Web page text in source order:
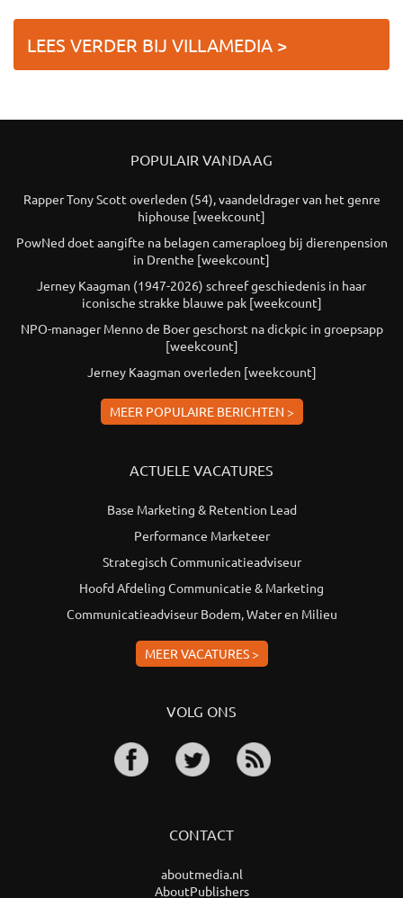
LEES VERDER BIJ VILLAMEDIA >
POPULAIR VANDAAG
Rapper Tony Scott overleden (54), vaandeldrager van het genre
hiphouse [weekcount]
PowNed doet aangifte na belagen cameraploeg bij dierenpension
in Drenthe [weekcount]
Jerney Kaagman (1947-2026) schreef geschiedenis in haar
iconische strakke blauwe pak [weekcount]
NPO-manager Menno de Boer geschorst na dickpic in groepsapp
[weekcount]
Jerney Kaagman overleden [weekcount]
MEER POPULAIRE BERICHTEN >
ACTUELE VACATURES
Base Marketing & Retention Lead
Performance Marketeer
Strategisch Communicatieadviseur
Hoofd Afdeling Communicatie & Marketing
Communicatieadviseur Bodem, Water en Milieu
MEER VACATURES >
VOLG ONS
CONTACT
aboutmedia.nl
AboutPublishers